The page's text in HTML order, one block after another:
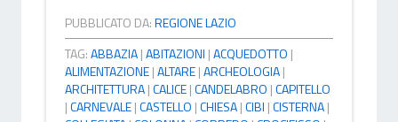
PUBBLICATO DA:REGIONE LAZIO
TAG:ABBAZIA|ABITAZIONI |ACQUEDOTTO |
ALIMENTAZIONE|ALTARE|ARCHEOLOGIA|
ARCHITETTURA|CALICE|CANDELABRO |CAPITELLO
|CARNEVALE|CASTELLO |CHIESA|CIBI |CISTERNA|